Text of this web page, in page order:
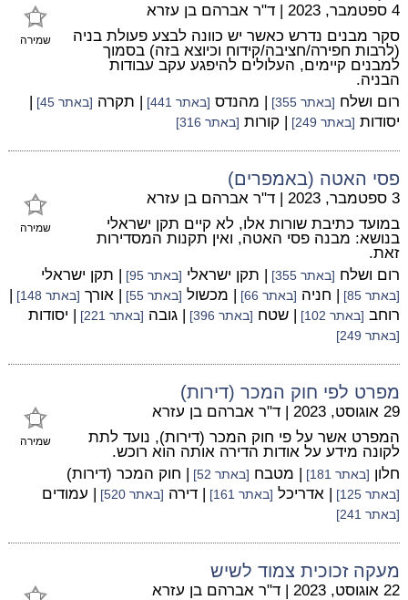
שמירה
4 ספטמבר, 2023 | ד"ר אברהם בן עזרא
סקר מבנים נדרש כאשר יש כוונה לבצע פעולת בניה
(לרבות חפירה/חציבה/קידוח וכיוצא בזה) בסמוך
למבנים קיימים, העלולים להיפגע עקב עבודות
הבניה.
רום ושלח [באתר 355] | מהנדס [באתר 441] | תקרה [באתר 45]
|
יסודות [באתר 249] | קורות [באתר 316]
פסי האטה (באמפרים)
שמירה
3 ספטמבר, 2023 | ד"ר אברהם בן עזרא
במועד כתיבת שורות אלו, לא קיים תקן ישראלי
בנושא: מבנה פסי האטה, ואין תקנות המסדירות
זאת.
רום ושלח [באתר 355] | תקן ישראלי [באתר 95] | תקן ישראלי
[באתר 85] | חניה [באתר 66] | מכשול [באתר 55] | אורך [באתר 148]
|
רוחב [באתר 102] | שטח [באתר 396] | גובה [באתר 221] | יסודות
[באתר 249]
מפרט לפי חוק המכר (דירות)
שמירה
29 אוגוסט, 2023 | ד"ר אברהם בן עזרא
המפרט אשר על פי חוק המכר (דירות), נועד לתת
לקונה מידע על אודות הדירה אותה הוא רוכש.
חלון [באתר 181] | מטבח [באתר 52] | חוק המכר (דירות)
[באתר 125] | אדריכל [באתר 161] | דירה [באתר 520] | עמודים
[באתר 241]
מעקה זכוכית צמוד לשיש
22 אוגוסט, 2023 | ד"ר אברהם בן עזרא